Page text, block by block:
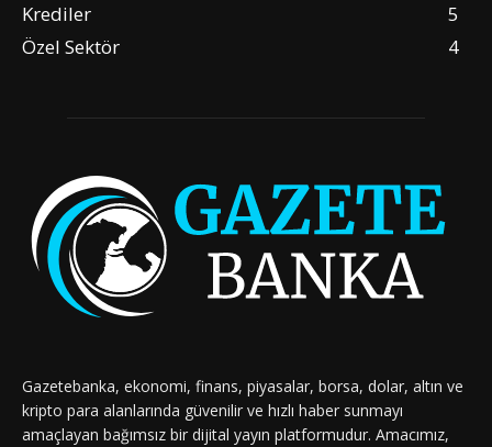
Krediler
5
Özel Sektör
4
Gazetebanka, ekonomi, finans, piyasalar, borsa, dolar, altın ve
kripto para alanlarında güvenilir ve hızlı haber sunmayı
amaçlayan bağımsız bir dijital yayın platformudur. Amacımız,